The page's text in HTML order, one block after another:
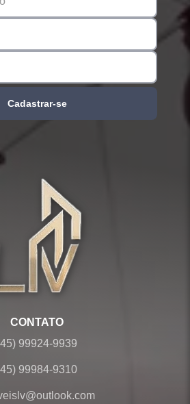
Cadastrar-se
CONTATO
99924-9939
99984-9310